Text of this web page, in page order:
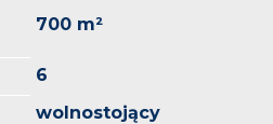
700 m²
6
wolnostojący